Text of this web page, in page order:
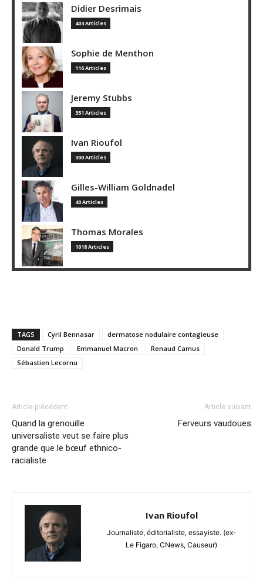
Didier Desrimais
403 Articles
Sophie de Menthon
116 Articles
Jeremy Stubbs
351 Articles
Ivan Rioufol
300 Articles
Gilles-William Goldnadel
40 Articles
Thomas Morales
1018 Articles
TAGS Cyril Bennasar
dermatose nodulaire contagieuse
Donald Trump
Emmanuel Macron
Renaud Camus
Sébastien Lecornu
Article précédent
Quand la grenouille
universaliste veut se faire plus
grande que le bœuf ethnico-
racialiste
Article suivant
Ferveurs vaudoues
Ivan Rioufol
Journaliste, éditorialiste, essayiste. (ex-
Le Figaro, CNews, Causeur)